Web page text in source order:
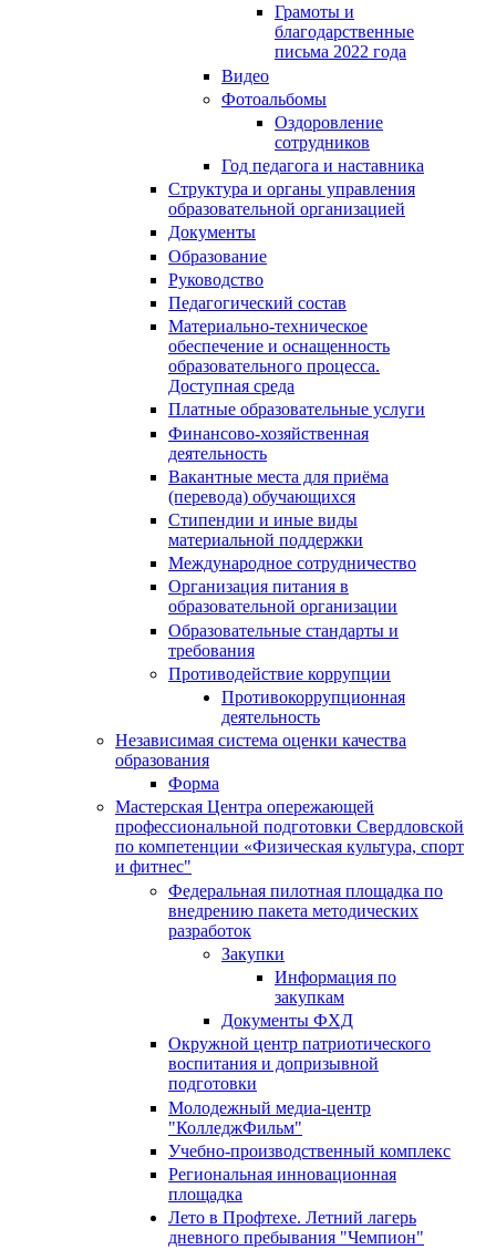
Грамоты и
благодарственные
письма 2022 года
Видео
Фотоальбомы
Оздоровление
сотрудников
Год педагога и наставника
Структура и органы управления
образовательной организацией
Документы
Образование
Руководство
Педагогический состав
Материально-техническое
обеспечение и оснащенность
образовательного процесса.
Доступная среда
Платные образовательные услуги
Финансово-хозяйственная
деятельность
Вакантные места для приёма
(перевода) обучающихся
Стипендии и иные виды
материальной поддержки
Международное сотрудничество
Организация питания в
образовательной организации
Образовательные стандарты и
требования
Противодействие коррупции
Противокоррупционная
деятельность
Независимая система оценки качества
образования
Форма
Мастерская Центра опережающей
профессиональной подготовки Свердловской
по компетенции «Физическая культура, спорт
и фитнес"
Федеральная пилотная площадка по
внедрению пакета методических
разработок
Закупки
Информация по
закупкам
Документы ФХД
Окружной центр патриотического
воспитания и допризывной
подготовки
Молодежный медиа-центр
"КолледжФильм"
Учебно-производственный комплекс
Региональная инновационная
площадка
Лето в Профтехе. Летний лагерь
дневного пребывания "Чемпион"